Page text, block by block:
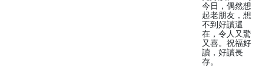
今日，偶然想
起老朋友，想
不到好讀還
在，令人又驚
又喜。祝福好
讀，好讀長
存。